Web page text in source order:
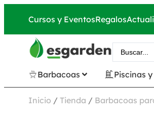
Cursos y EventosRegalos
Barbacoas Piscinas
Inicio / Tienda / Barbacoas